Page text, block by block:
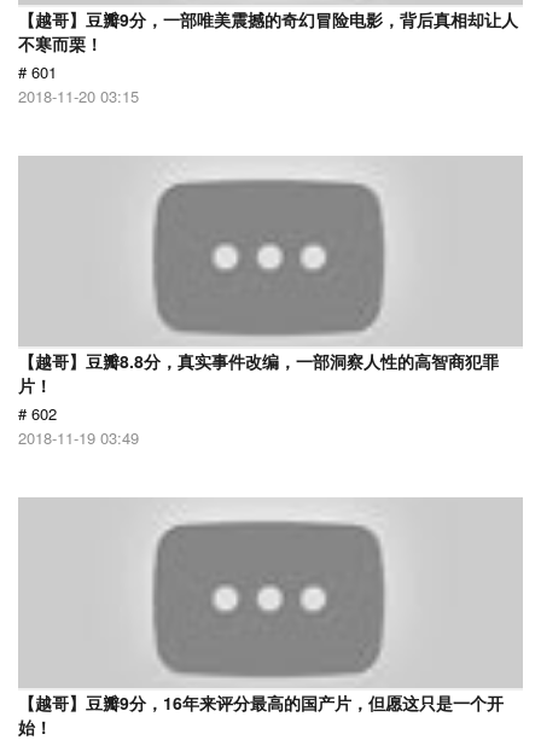
【越哥】豆瓣9分，一部唯美震撼的奇幻冒险电影，背后真相却让人
不寒而栗！
# 601
2018-11-20 03:15
【越哥】豆瓣8.8分，真实事件改编，一部洞察人性的高智商犯罪
片！
# 602
2018-11-19 03:49
【越哥】豆瓣9分，16年来评分最高的国产片，但愿这只是一个开
始！